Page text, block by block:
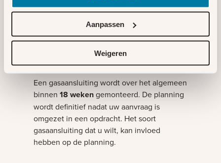
Aanpassen
Weigeren
moet regelen en wat wij voor u doen.
Bekijk het stappenplan
Een gasaansluiting wordt over het algemeen
binnen 18 wekengemonteerd. De planning
wordt definitief nadat uw aanvraag is
omgezet in een opdracht. Het soort
gasaansluiting dat u wilt, kan invloed
hebben op de planning.